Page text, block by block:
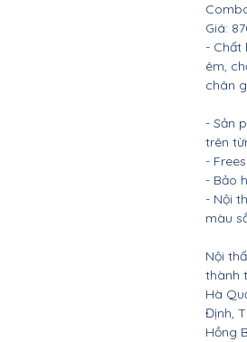
Giá:
- Chất
êm,
chân
- Sản
trên
-
- Bảo
- Nội
màu
Nội
thành
Hà
Định,
Hồng